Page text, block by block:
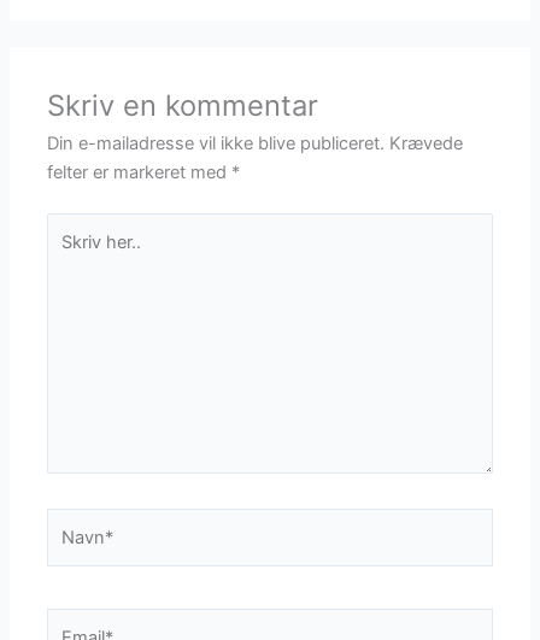
Skriv en kommentar
Din e-mailadresse vil ikke blive publiceret. Krævede
felter er markeret med *
her..